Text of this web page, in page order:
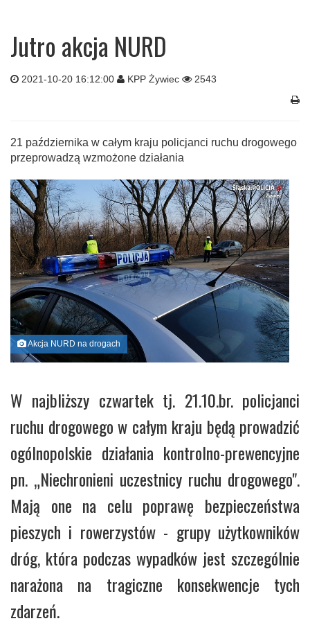
Jutro akcja NURD
2021-10-20 16:12:00 KPP Żywiec 2543
21 października w całym kraju policjanci ruchu drogowego
przeprowadzą wzmożone działania
Akcja NURD na drogach
W najbliższy czwartek tj. 21.10.br. policjanci
ruchu drogowego w całym kraju będą prowadzić
ogólnopolskie działania kontrolno-prewencyjne
pn. „Niechronieni uczestnicy ruchu drogowego".
Mają one na celu poprawę bezpieczeństwa
pieszych i rowerzystów - grupy użytkowników
dróg, która podczas wypadków jest szczególnie
narażona na tragiczne konsekwencje tych
zdarzeń.